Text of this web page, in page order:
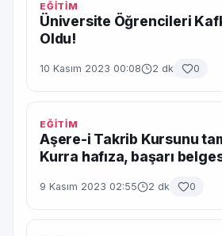
EĞİTİM
Üniversite Öğrencileri
Oldu!
10 Kasım 2023 00:08 2 dk 0
EĞİTİM
Aşere-i Takrib Kursunu
Kurra hafıza, başarı
9 Kasım 2023 02:55 2 dk 0